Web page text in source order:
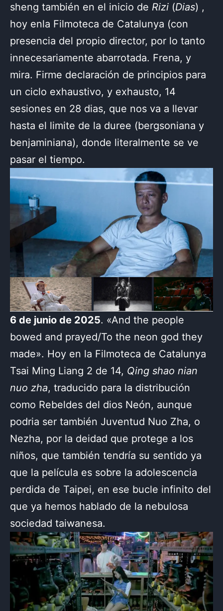
sheng también en el inicio de Rizi (Dias) ,
hoy enla Filmoteca de Catalunya (con
presencia del propio director, por lo tanto
innecesariamente abarrotada. Frena, y
mira. Firme declaración de principios para
un ciclo exhaustivo, y exhausto, 14
sesiones en 28 dias, que nos va a llevar
hasta el limite de la duree (bergsoniana y
benjaminiana), donde literalmente se ve
pasar el tiempo.
6 de junio de 2025. «And the people
bowed and prayed/To the neon god they
made». Hoy en la Filmoteca de Catalunya
Tsai Ming Liang 2 de 14, Qing shao nian
nuo zha, traducido para la distribución
como Rebeldes del dios Neón, aunque
podria ser también Juventud Nuo Zha, o
Nezha, por la deidad que protege a los
niños, que también tendría su sentido ya
que la película es sobre la adolescencia
perdida de Taipei, en ese bucle infinito del
que ya hemos hablado de la nebulosa
sociedad taiwanesa.